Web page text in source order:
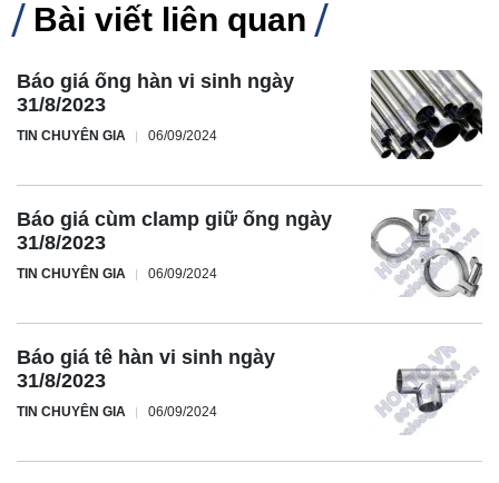
Bài viết liên quan
Báo giá ống hàn vi sinh ngày
31/8/2023
TIN CHUYÊN GIA 06/09/2024
Báo giá cùm clamp giữ ống ngày
31/8/2023
TIN CHUYÊN GIA 06/09/2024
Báo giá tê hàn vi sinh ngày
31/8/2023
TIN CHUYÊN GIA 06/09/2024